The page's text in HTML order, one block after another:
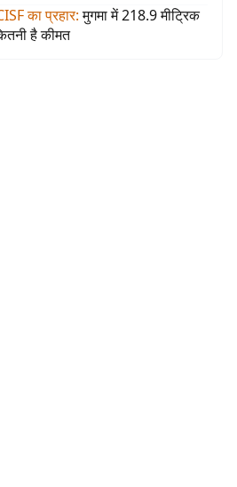
का प्रहार: मुगमा में 218.9 मीट्रिक
है कीमत